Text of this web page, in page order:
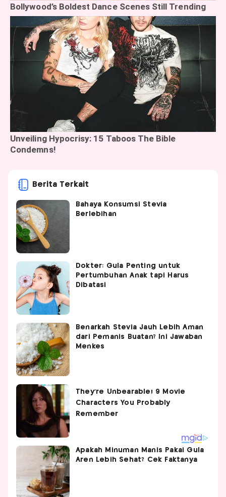
Berita Terkait
Bahaya Konsumsi Stevia
Berlebihan
Dokter: Gula Penting untuk
Pertumbuhan Anak tapi Harus
Dibatasi
Benarkah Stevia Jauh Lebih Aman
dari Pemanis Buatan? Ini Jawaban
Menkes
Apakah Minuman Manis Pakai Gula
Aren Lebih Sehat? Cek Faktanya